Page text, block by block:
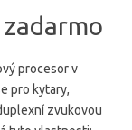
procesor v
pro kytary,
zvukovou